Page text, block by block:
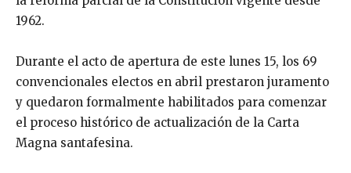
1962.
Durante el acto de apertura de este lunes 15, los 69
convencionales electos en abril prestaron juramento
y quedaron formalmente habilitados para comenzar
el proceso histórico de actualización de la Carta
Magna santafesina.